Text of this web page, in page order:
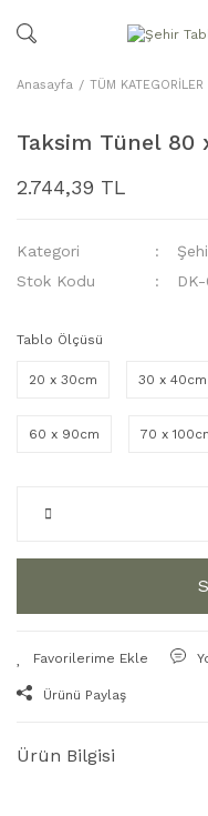
Anasayfa TÜM KATEGORİLER
Taksim Tünel 80
2.744,39 TL
Kategori
Stok Kodu
Tablo Ölçüsü
20 x 30cm 30 x 40cm
60 x 90cm 70 x
Ürünü Paylaş
Ürün Bilgisi